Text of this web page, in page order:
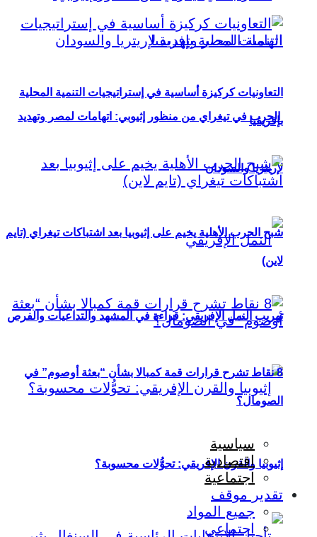
الحرب في تيغراي من منظور إثيوبي: اتهامات لمصر وتهديد
لإريتريا والسودان
تهريب النمل الإفريقي: قراءة في المشهد والتداعيات والفرص
إثيوبيا والقرن الإفريقي: تحوُّلات محسوبة؟
التعاونيات كركيزة أساسية في إستراتيجيات التنمية المحلية
بإفريقيا
شبح الحرب الأهلية يخيم على إثيوبيا بعد اشتباكات تيغراي (تايم
لاين)
8 نقاط تشرح قرارات قمة كمبالا بشأن “بعثة أوصوم” في
الصومال؟
سياسية
اقتصادية
اجتماعية
تقدير موقف
جميع المواد
اجتماعي